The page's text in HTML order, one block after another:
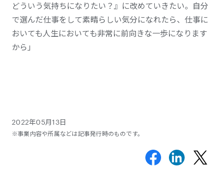
どういう気持ちになりたい？』に改めていきたい。自分
で選んだ仕事をして素晴らしい気分になれたら、仕事に
おいても人生においても非常に前向きな一歩になります
から」
2022年05月13日
※事業内容や所属などは記事発行時のものです。